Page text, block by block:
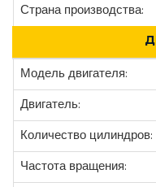
Страна производства:
Модель двигателя:
Двигатель:
Количество цилиндров:
Частота вращения: